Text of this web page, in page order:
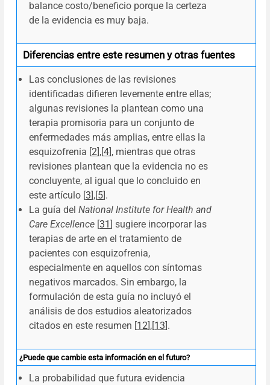
balance costo/beneficio porque la certeza
de la evidencia es muy baja.
Diferencias entre este resumen y otras fuentes
Las conclusiones de las revisiones
identificadas difieren levemente entre ellas;
algunas revisiones la plantean como una
terapia promisoria para un conjunto de
enfermedades más amplias, entre ellas la
esquizofrenia [2],[4], mientras que otras
revisiones plantean que la evidencia no es
concluyente, al igual que lo concluido en
este artículo [3],[5].
La guía delNational Institute for Health and
Care Excellence [31] sugiere incorporar las
terapias de arte en el tratamiento de
pacientes con esquizofrenia,
especialmente en aquellos con síntomas
negativos marcados. Sin embargo, la
formulación de esta guía no incluyó el
análisis de dos estudios aleatorizados
citados en este resumen [12] ,[13].
¿Puede que cambie esta información en el futuro?
La probabilidad que futura evidencia